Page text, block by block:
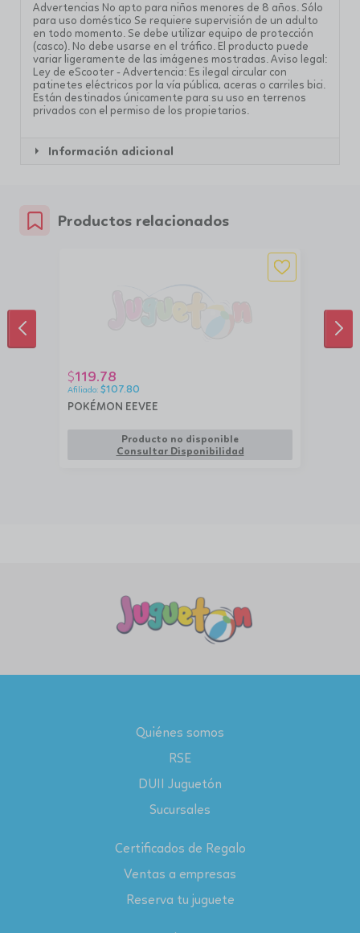
Advertencias No apto para niños menores de 8 años. Sólo
para uso doméstico Se requiere supervisión de un adulto
en todo momento. Se debe utilizar equipo de protección
(casco). No debe usarse en el tráfico. El producto puede
variar ligeramente de las imágenes mostradas. Aviso legal:
Ley de eScooter - Advertencia: Es ilegal circular con
patinetes eléctricos por la vía pública, aceras o carriles bici.
Están destinados únicamente para su uso en terrenos
privados con el permiso de los propietarios.
Información adicional
Productos relacionados
POKÉMON EEVEE
$119.78
$107.80
Producto no disponible
Consultar Disponibilidad
ANTERIOR
Quiénes somos
RSE
DUII Juguetón
Sucursales
Certificados de Regalo
Ventas a empresas
Reserva tu juguete